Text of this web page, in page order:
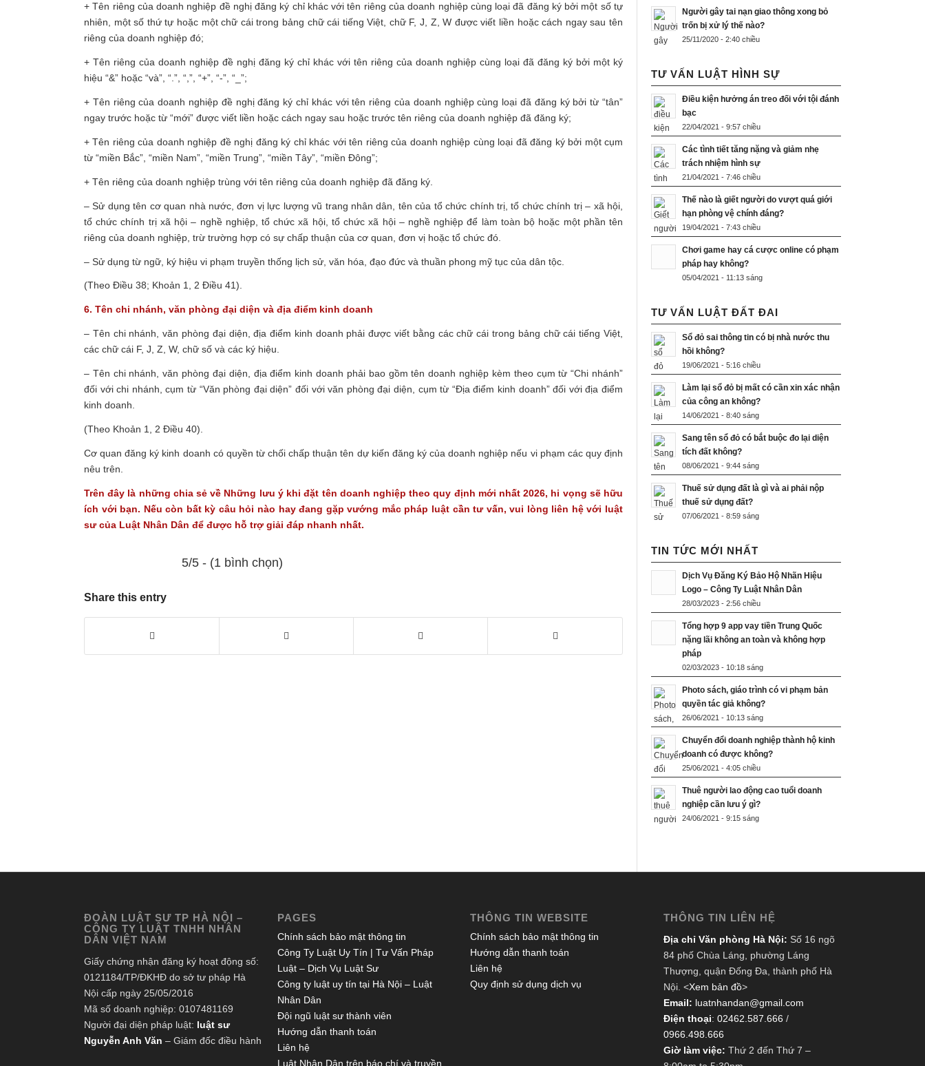
+ Tên riêng của doanh nghiệp đề nghị đăng ký chỉ khác với tên riêng của doanh nghiệp cùng loại đã đăng ký bởi một số tự
nhiên, một số thứ tự hoặc một chữ cái trong bảng chữ cái tiếng Việt, chữ F, J, Z, W được viết liền hoặc cách ngay sau tên
riêng của doanh nghiệp đó;
+ Tên riêng của doanh nghiệp đề nghị đăng ký chỉ khác với tên riêng của doanh nghiệp cùng loại đã đăng ký bởi một ký
hiệu “&” hoặc “và”, “.”, “,”, “+”, “-”, “_”;
+ Tên riêng của doanh nghiệp đề nghị đăng ký chỉ khác với tên riêng của doanh nghiệp cùng loại đã đăng ký bởi từ “tân”
ngay trước hoặc từ “mới” được viết liền hoặc cách ngay sau hoặc trước tên riêng của doanh nghiệp đã đăng ký;
+ Tên riêng của doanh nghiệp đề nghị đăng ký chỉ khác với tên riêng của doanh nghiệp cùng loại đã đăng ký bởi một cụm
từ “miền Bắc”, “miền Nam”, “miền Trung”, “miền Tây”, “miền Đông”;
+ Tên riêng của doanh nghiệp trùng với tên riêng của doanh nghiệp đã đăng ký.
– Sử dụng tên cơ quan nhà nước, đơn vị lực lượng vũ trang nhân dân, tên của tổ chức chính trị, tổ chức chính trị – xã hội,
tổ chức chính trị xã hội – nghề nghiệp, tổ chức xã hội, tổ chức xã hội – nghề nghiệp để làm toàn bộ hoặc một phần tên
riêng của doanh nghiệp, trừ trường hợp có sự chấp thuận của cơ quan, đơn vị hoặc tổ chức đó.
– Sử dụng từ ngữ, ký hiệu vi phạm truyền thống lịch sử, văn hóa, đạo đức và thuần phong mỹ tục của dân tộc.
(Theo Điều 38; Khoản 1, 2 Điều 41).
6. Tên chi nhánh, văn phòng đại diện và địa điểm kinh doanh
– Tên chi nhánh, văn phòng đại diện, địa điểm kinh doanh phải được viết bằng các chữ cái trong bảng chữ cái tiếng Việt,
các chữ cái F, J, Z, W, chữ số và các ký hiệu.
– Tên chi nhánh, văn phòng đại diện, địa điểm kinh doanh phải bao gồm tên doanh nghiệp kèm theo cụm từ “Chi nhánh”
đối với chi nhánh, cụm từ “Văn phòng đại diện” đối với văn phòng đại diện, cụm từ “Địa điểm kinh doanh” đối với địa điểm
kinh doanh.
(Theo Khoản 1, 2 Điều 40).
Cơ quan đăng ký kinh doanh có quyền từ chối chấp thuận tên dự kiến đăng ký của doanh nghiệp nếu vi phạm các quy định
nêu trên.
Trên đây là những chia sẻ về Những lưu ý khi đặt tên doanh nghiệp theo quy định mới nhất 2026, hi vọng sẽ hữu
ích với bạn. Nếu còn bất kỳ câu hỏi nào hay đang gặp vướng mắc pháp luật cần tư vấn, vui lòng liên hệ với luật
sư của Luật Nhân Dân để được hỗ trợ giải đáp nhanh nhất.
5/5 - (1 bình chọn)
Share this entry
Người gây tai nạn giao thông xong bỏ
trốn bị xử lý thế nào?
25/11/2020 - 2:40 chiều
TƯ VẤN LUẬT HÌNH SỰ
Điều kiện hưởng án treo đối với tội đánh
bạc
22/04/2021 - 9:57 chiều
Các tình tiết tăng nặng và giảm nhẹ
trách nhiệm hình sự
21/04/2021 - 7:46 chiều
Thế nào là giết người do vượt quá giới
hạn phòng vệ chính đáng?
19/04/2021 - 7:43 chiều
Chơi game hay cá cược online có phạm
pháp hay không?
05/04/2021 - 11:13 sáng
TƯ VẤN LUẬT ĐẤT ĐAI
Sổ đỏ sai thông tin có bị nhà nước thu
hồi không?
19/06/2021 - 5:16 chiều
Làm lại sổ đỏ bị mất có cần xin xác nhận
của công an không?
14/06/2021 - 8:40 sáng
Sang tên sổ đỏ có bắt buộc đo lại diện
tích đất không?
08/06/2021 - 9:44 sáng
Thuế sử dụng đất là gì và ai phải nộp
thuế sử dụng đất?
07/06/2021 - 8:59 sáng
TIN TỨC MỚI NHẤT
Dịch Vụ Đăng Ký Bảo Hộ Nhãn Hiệu
Logo – Công Ty Luật Nhân Dân
28/03/2023 - 2:56 chiều
Tổng hợp 9 app vay tiền Trung Quốc
nặng lãi không an toàn và không hợp
pháp
02/03/2023 - 10:18 sáng
Photo sách, giáo trình có vi phạm bản
quyền tác giả không?
26/06/2021 - 10:13 sáng
Chuyển đổi doanh nghiệp thành hộ kinh
doanh có được không?
25/06/2021 - 4:05 chiều
Thuê người lao động cao tuổi doanh
nghiệp cần lưu ý gì?
24/06/2021 - 9:15 sáng
ĐOÀN LUẬT SƯ TP HÀ NỘI –
CÔNG TY LUẬT TNHH NHÂN
DÂN VIỆT NAM
Giấy chứng nhận đăng ký hoạt động số:
0121184/TP/ĐKHĐ do sở tư pháp Hà
Nội cấp ngày 25/05/2016
Mã số doanh nghiệp: 0107481169
Người đại diện pháp luật: luật sư
Nguyễn Anh Văn – Giám đốc điều hành
PAGES
Chính sách bảo mật thông tin
Công Ty Luật Uy Tín | Tư Vấn Pháp
Luật – Dịch Vụ Luật Sư
Công ty luật uy tín tại Hà Nội – Luật
Nhân Dân
Đội ngũ luật sư thành viên
Hướng dẫn thanh toán
Liên hệ
Luật Nhân Dân trên báo chí và truyền
THÔNG TIN WEBSITE
Chính sách bảo mật thông tin
Hướng dẫn thanh toán
Liên hệ
Quy định sử dụng dịch vụ
THÔNG TIN LIÊN HỆ
Địa chỉ Văn phòng Hà Nội: Số 16 ngõ
84 phố Chùa Láng, phường Láng
Thượng, quận Đống Đa, thành phố Hà
Nội. <Xem bản đồ>
Email: luatnhandan@gmail.com
Điện thoại: 02462.587.666 /
0966.498.666
Giờ làm việc: Thứ 2 đến Thứ 7 –